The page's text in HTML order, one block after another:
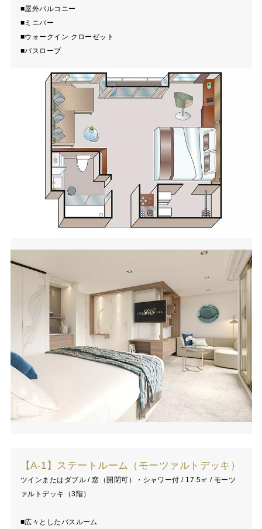
■屋外バルコニー
■ミニバー
■ウォークイン クローゼット
■バスローブ
【A-1】ステートルーム（モーツァルトデッキ）
ツインまたはダブル / 窓（開閉可）・シャワー付 / 17.5㎡ / モーツ
ァルトデッキ（3階）
■広々としたバスルーム